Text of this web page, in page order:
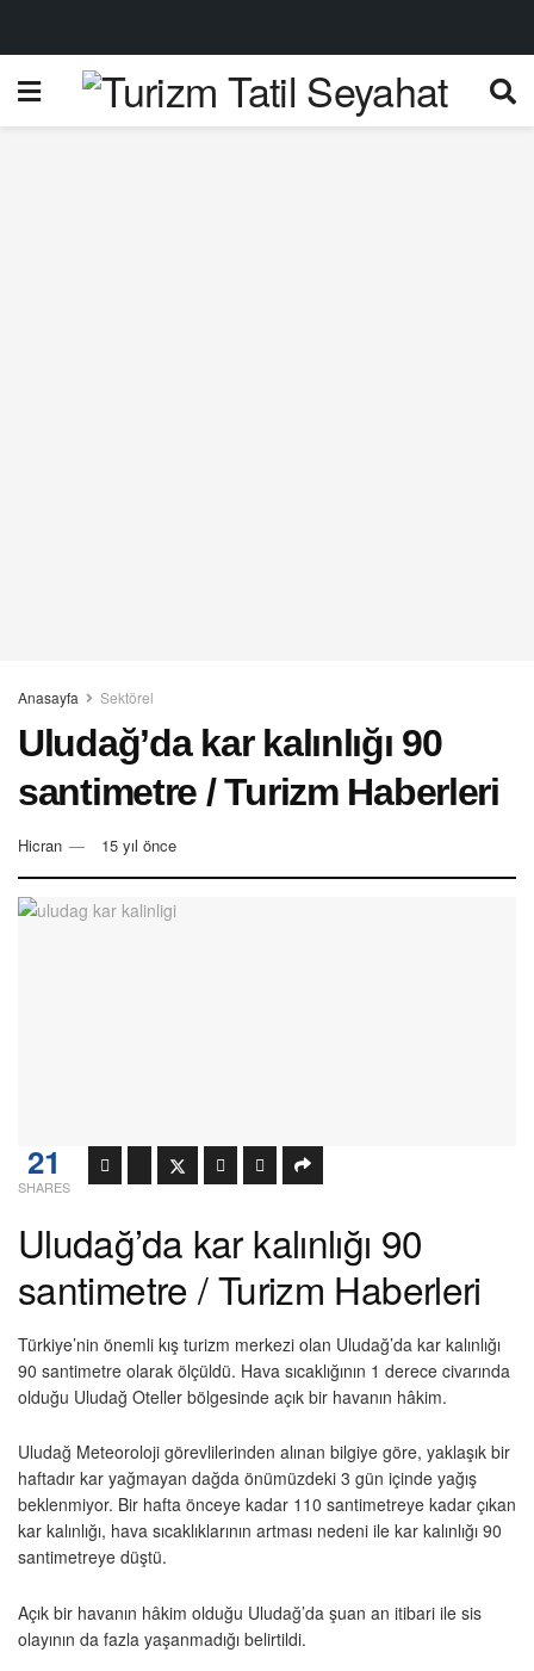
Anasayfa Sektörel
Uludağ’da kar kalınlığı 90
santimetre / Turizm Haberleri
Hicran 15 yıl önce
21
SHARES
Uludağ’da kar kalınlığı 90
santimetre / Turizm Haberleri
Türkiye’nin önemli kış turizm merkezi olan Uludağ’da kar kalınlığı
90 santimetre olarak ölçüldü. Hava sıcaklığının 1 derece civarında
olduğu Uludağ Oteller bölgesinde açık bir havanın hâkim.
Uludağ Meteoroloji görevlilerinden alınan bilgiye göre, yaklaşık bir
haftadır kar yağmayan dağda önümüzdeki 3 gün içinde yağış
beklenmiyor. Bir hafta önceye kadar 110 santimetreye kadar çıkan
kar kalınlığı, hava sıcaklıklarının artması nedeni ile kar kalınlığı 90
santimetreye düştü.
Açık bir havanın hâkim olduğu Uludağ’da şuan an itibari ile sis
olayının da fazla yaşanmadığı belirtildi.